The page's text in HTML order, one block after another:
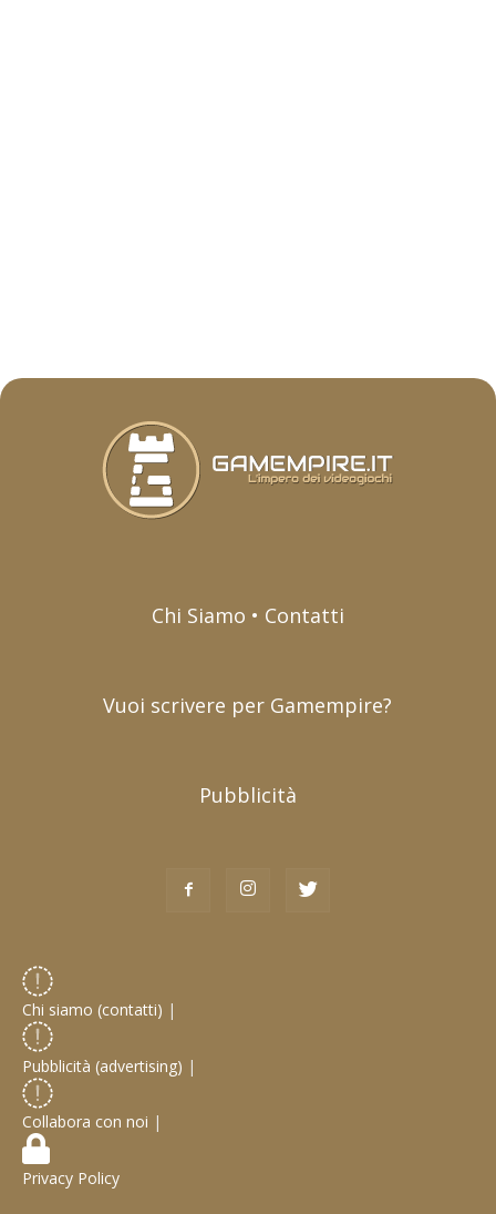
Chi Siamo • Contatti
Vuoi scrivere per Gamempire?
Pubblicità
Chi siamo (contatti) |
Pubblicità (advertising) |
Collabora con noi |
Privacy Policy